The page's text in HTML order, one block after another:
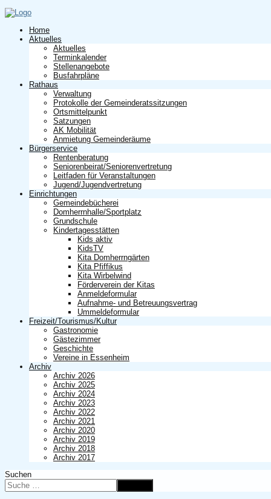
Home
Aktuelles
Aktuelles
Terminkalender
Stellenangebote
Busfahrpläne
Rathaus
Verwaltung
Protokolle der Gemeinderatssitzungen
Ortsmittelpunkt
Satzungen
AK Mobilität
Anmietung Gemeinderäume
Bürgerservice
Rentenberatung
Seniorenbeirat/Seniorenvertretung
Leitfaden für Veranstaltungen
Jugend/Jugendvertretung
Einrichtungen
Gemeindebücherei
Domherrnhalle/Sportplatz
Grundschule
Kindertagesstätten
Kids aktiv
KidsTV
Kita Domherrngärten
Kita Pfiffikus
Kita Wirbelwind
Förderverein der Kitas
Anmeldeformular
Aufnahme- und Betreuungsvertrag
Ummeldeformular
Freizeit/Tourismus/Kultur
Gastronomie
Gästezimmer
Geschichte
Vereine in Essenheim
Archiv
Archiv 2026
Archiv 2025
Archiv 2024
Archiv 2023
Archiv 2022
Archiv 2021
Archiv 2020
Archiv 2019
Archiv 2018
Archiv 2017
Suchen